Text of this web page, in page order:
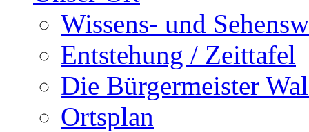
Wissens- und
Entstehung / Zeittafel
Die Bürgermeister
Ortsplan